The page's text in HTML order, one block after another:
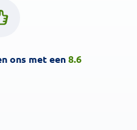
ons met een8.6